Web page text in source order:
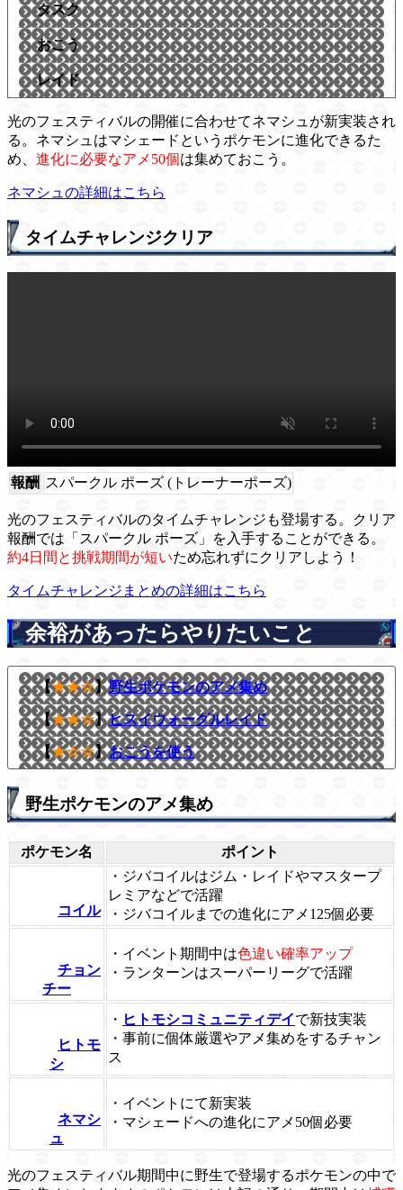
タスク
おこう
レイド
光のフェスティバルの開催に合わせてネマシュが新実装され
る。ネマシュはマシェードというポケモンに進化できるた
め、 進化に必要なアメ50個は集めておこう。
ネマシュの詳細はこちら
タイムチャレンジクリア
報酬 スパークル ポーズ (トレーナーポーズ)
光のフェスティバルのタイムチャレンジも登場する。クリア
報酬では「スパークル ポーズ」を入手することができる。
約4日間と挑戦期間が短いため忘れずにクリアしよう！
タイムチャレンジまとめの詳細はこちら
余裕があったらやりたいこと
【★★☆】野生ポケモンのアメ集め
【★★☆】ヒスイウォーグルレイド
【★☆☆】おこうを使う
野生ポケモンのアメ集め
ポケモン名 ポイント
コイル
・ジバコイルはジム・レイドやマスタープ
レミアなどで活躍
・ジバコイルまでの進化にアメ125個必要
チョン
チー
・イベント期間中は色違い確率アップ
・ランターンはスーパーリーグで活躍
ヒトモ
シ
・ ヒトモシコミュニティデイで新技実装
・事前に個体厳選やアメ集めをするチャン
ス
ネマシ
ュ
・イベントにて新実装
・マシェードへの進化にアメ50個必要
光のフェスティバル期間中に野生で登場するポケモンの中で